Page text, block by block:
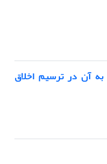
آن در ترسیم اخلاق